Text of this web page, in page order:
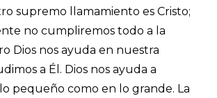
supremo llamamiento es Cristo;
no cumpliremos todo a la
Dios nos ayuda en nuestra
a Él. Dios nos ayuda a
pequeño como en lo grande. La